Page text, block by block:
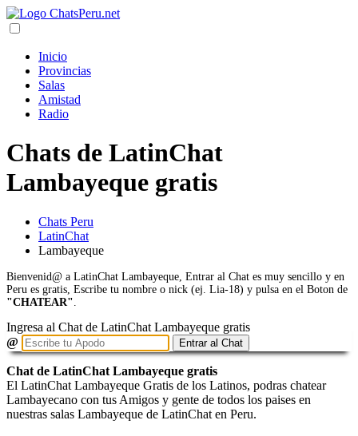
Inicio
Provincias
Salas
Amistad
Radio
Chats de LatinChat
Lambayeque gratis
Chats Peru
LatinChat
Lambayeque
Bienvenid@ a LatinChat Lambayeque, Entrar al Chat es muy sencillo y en
Peru es gratis, Escribe tu nombre o nick (ej. Lia-18) y pulsa en el Boton de
"CHATEAR"
Ingresa al Chat de LatinChat Lambayeque gratis
@
Entrar al Chat
Chat de LatinChat Lambayeque gratis
El LatinChat Lambayeque Gratis de los Latinos, podras chatear
Lambayecano con tus Amigos y gente de todos los paises en
nuestras salas Lambayeque de LatinChat en Peru.